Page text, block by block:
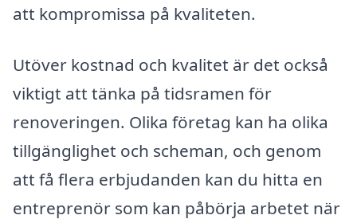
att kompromissa på kvaliteten.
Utöver kostnad och kvalitet är det också
viktigt att tänka på tidsramen för
renoveringen. Olika företag kan ha olika
tillgänglighet och scheman, och genom
att få flera erbjudanden kan du hitta en
entreprenör som kan påbörja arbetet när